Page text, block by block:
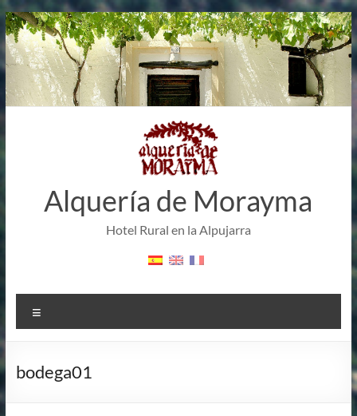
Saltar
al
contenido
Alquería de Morayma
Hotel Rural en la Alpujarra
bodega01